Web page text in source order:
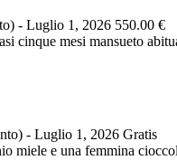
- Luglio 1, 2026 550.00 €
cinque mesi mansueto
- Luglio 1, 2026 Gratis
miele e una femmina